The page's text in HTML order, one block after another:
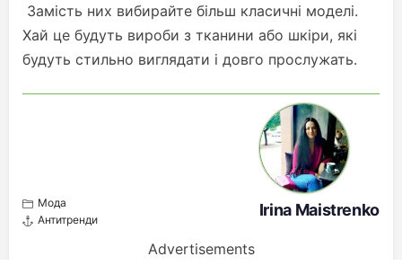
Замість них вибирайте більш класичні моделі.
Хай це будуть вироби з тканини або шкіри, які
будуть стильно виглядати і довго прослужать.
Мода
Антитренди
Irina Maistrenko
Advertisements